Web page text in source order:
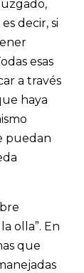
decir, si
esas
a través
haya
puedan
olla”. En
que